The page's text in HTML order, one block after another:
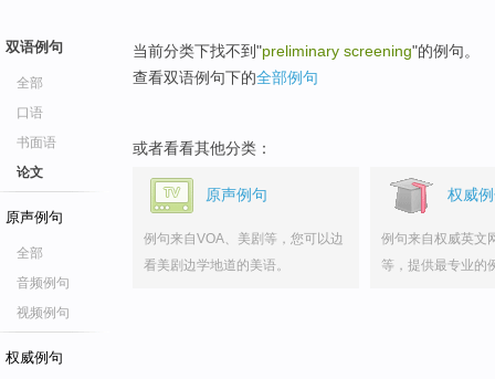
双语例句
全部
口语
书面语
论文
原声例句
全部
音频例句
视频例句
权威例句
当前分类下找不到"preliminary screening"的例句。
查看双语例句下的全部例句
或者看看其他分类：
原声例句
例句来自VOA、美剧等，您可以边
看美剧边学地道的美语。
权威
例句来自权威英文
等，提供最专业的